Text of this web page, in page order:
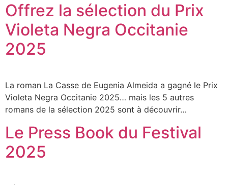
Offrez la sélection du Prix
Violeta Negra Occitanie
2025
La roman La Casse de Eugenia Almeida a gagné le Prix
Violeta Negra Occitanie 2025… mais les 5 autres
romans de la sélection 2025 sont à découvrir…
Le Press Book du Festival
2025